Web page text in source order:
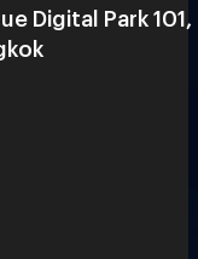
Digital Park 101,